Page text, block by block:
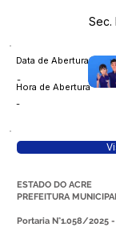
Sec.
Data de Abertura
-
Hora de Abertura
-
ESTADO DO ACRE
PREFEITURA
Portaria N°1.058/2025